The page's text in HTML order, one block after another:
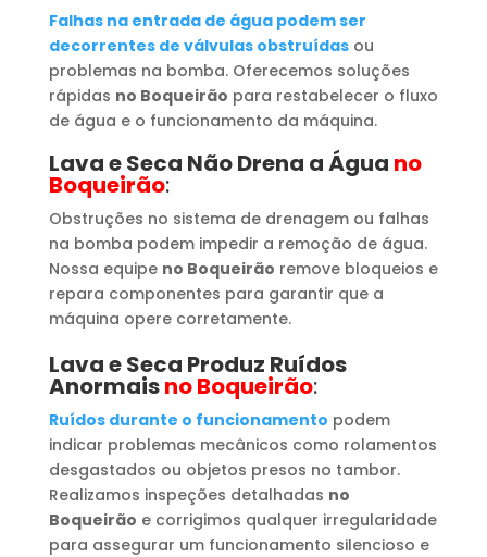
Falhas na entrada de água podem ser
decorrentes de válvulas obstruídasou
problemas na bomba. Oferecemos soluções
rápidas no Boqueirão para restabelecer o fluxo
de água e o funcionamento da máquina.
Lava e Seca Não Drena a Água no
Boqueirão:
Obstruções no sistema de drenagem ou falhas
na bomba podem impedir a remoção de água.
Nossa equipe no Boqueirão remove bloqueios e
repara componentes para garantir que a
máquina opere corretamente.
Lava e Seca Produz Ruídos
Anormaisno Boqueirão:
Ruídos durante o funcionamento podem
indicar problemas mecânicos como rolamentos
desgastados ou objetos presos no tambor.
Realizamos inspeções detalhadas no
Boqueirão e corrigimos qualquer irregularidade
para assegurar um funcionamento silencioso e